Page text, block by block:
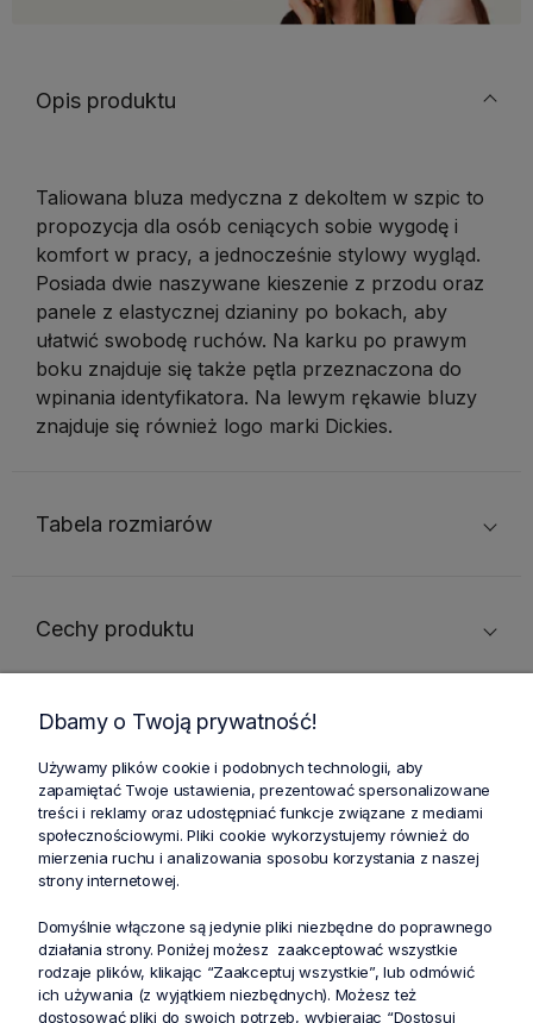
Opis produktu
Taliowana bluza medyczna z dekoltem w szpic to
propozycja dla osób ceniących sobie wygodę i
komfort w pracy, a jednocześnie stylowy wygląd.
Posiada dwie naszywane kieszenie z przodu oraz
panele z elastycznej dzianiny po bokach, aby
ułatwić swobodę ruchów. Na karku po prawym
boku znajduje się także pętla przeznaczona do
wpinania identyfikatora. Na lewym rękawie bluzy
znajduje się również logo marki Dickies.
Tabela rozmiarów
Cechy produktu
Zniżki i oferty specjalne dla
lojalnych klientów
Profesjonalna dostawa
zamówień w całej Polsce
Bezpieczne i bezproblemowe
Dbamy o Twoją prywatność!
Używamy plików cookie i podobnych technologii, aby
zapamiętać Twoje ustawienia, prezentować spersonalizowane
treści i reklamy oraz udostępniać funkcje związane z mediami
społecznościowymi. Pliki cookie wykorzystujemy również do
mierzenia ruchu i analizowania sposobu korzystania z naszej
strony internetowej.
Domyślnie włączone są jedynie pliki niezbędne do poprawnego
działania strony. Poniżej możesz zaakceptować wszystkie
rodzaje plików, klikając “Zaakceptuj wszystkie”, lub odmówić
ich używania (z wyjątkiem niezbędnych). Możesz też
dostosować pliki do swoich potrzeb, wybierając “Dostosuj